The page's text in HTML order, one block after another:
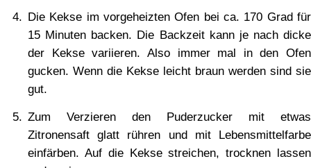
Die Kekse im vorgeheizten Ofen bei ca. 170 Grad für
15 Minuten backen. Die Backzeit kann je nach dicke
der Kekse variieren. Also immer mal in den Ofen
gucken. Wenn die Kekse leicht braun werden sind sie
gut.
Zum Verzieren den Puderzucker mit etwas
Zitronensaft glatt rühren und mit Lebensmittelfarbe
einfärben. Auf die Kekse streichen, trocknen lassen